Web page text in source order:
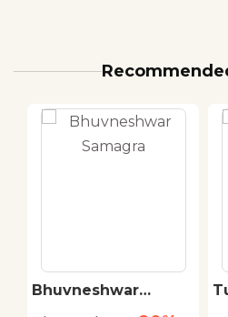
Bhuvneshwar